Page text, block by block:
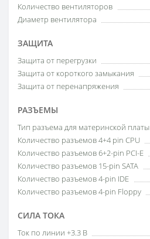
Количество вентиляторов
Диаметр вентилятора
ЗАЩИТА
Защита от перегрузки
Защита от короткого замыкания
Защита от перенапряжения
РАЗЪЕМЫ
Тип разъема для материнской платы
Количество разъемов 4+4 pin CPU
Количество разъемов 6+2-pin PCI-E
Количество разъемов 15-pin SATA
Количество разъемов 4-pin IDE
Количество разъемов 4-pin Floppy
СИЛА ТОКА
Ток по линии +3.3 В